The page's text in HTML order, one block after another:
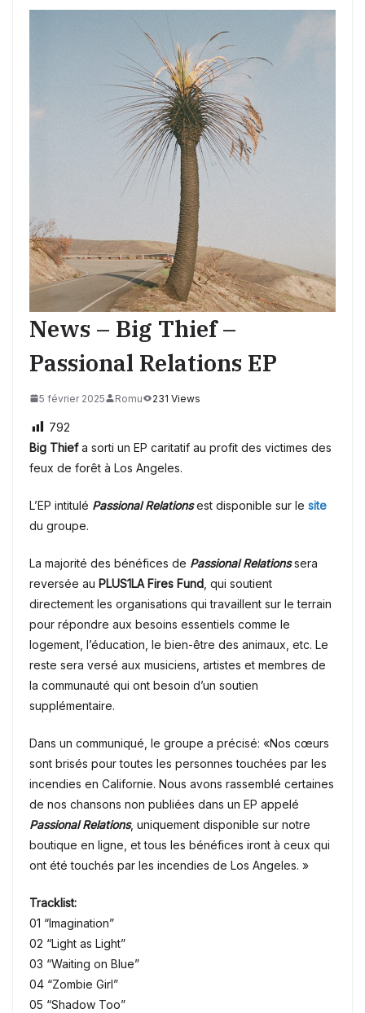
News – Big Thief –
Passional Relations EP
5 février 2025 Romu 231 Views
792
Big Thiefa sorti un EP caritatif au profit des victimes des
feux de forêt à Los Angeles.
L’EP intitulé Passional Relationsest disponible sur le site
du groupe.
La majorité des bénéfices de Passional Relationssera
reversée au PLUS1LA Fires Fund , qui soutient
directement les organisations qui travaillent sur le terrain
pour répondre aux besoins essentiels comme le
logement, l’éducation, le bien-être des animaux, etc. Le
reste sera versé aux musiciens, artistes et membres de
la communauté qui ont besoin d’un soutien
supplémentaire.
Dans un communiqué, le groupe a précisé: «Nos cœurs
sont brisés pour toutes les personnes touchées par les
incendies en Californie. Nous avons rassemblé certaines
de nos chansons non publiées dans un EP appelé
Passional Relations, uniquement disponible sur notre
boutique en ligne, et tous les bénéfices iront à ceux qui
ont été touchés par les incendies de Los Angeles. »
Tracklist:
01 “Imagination”
02 “Light as Light”
03 “Waiting on Blue”
04 “Zombie Girl”
05 “Shadow Too”